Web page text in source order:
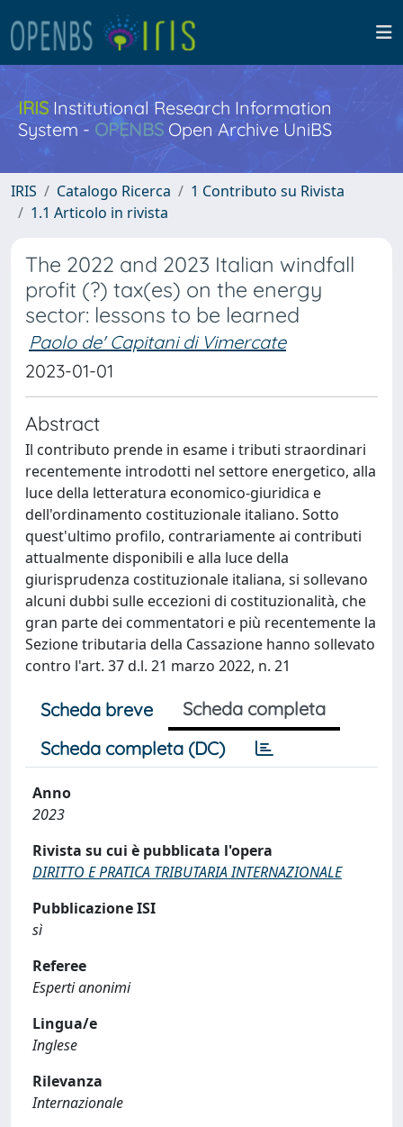
IRISInstitutional Research Information
System - OPENBS Open Archive UniBS
IRIS Catalogo Ricerca
1 Contributo su Rivista
1.1 Articolo in rivista
The 2022 and 2023 Italian windfall
profit (?) tax(es) on the energy
sector: lessons to be learned
Paolo de' Capitani di Vimercate
2023-01-01
Abstract
Il contributo prende in esame i tributi straordinari
recentemente introdotti nel settore energetico, alla
luce della letteratura economico-giuridica e
dell'ordinamento costituzionale italiano. Sotto
quest'ultimo profilo, contrariamente ai contributi
attualmente disponibili e alla luce della
giurisprudenza costituzionale italiana, si sollevano
alcuni dubbi sulle eccezioni di costituzionalità, che
gran parte dei commentatori e più recentemente la
Sezione tributaria della Cassazione hanno sollevato
contro l'art. 37 d.l. 21 marzo 2022, n. 21
Scheda breve
Scheda completa
Scheda completa (DC)
Anno
2023
Rivista su cui è pubblicata l'opera
DIRITTO E PRATICA TRIBUTARIA INTERNAZIONALE
Pubblicazione ISI
sì
Referee
Esperti anonimi
Lingua/e
Inglese
Rilevanza
Internazionale